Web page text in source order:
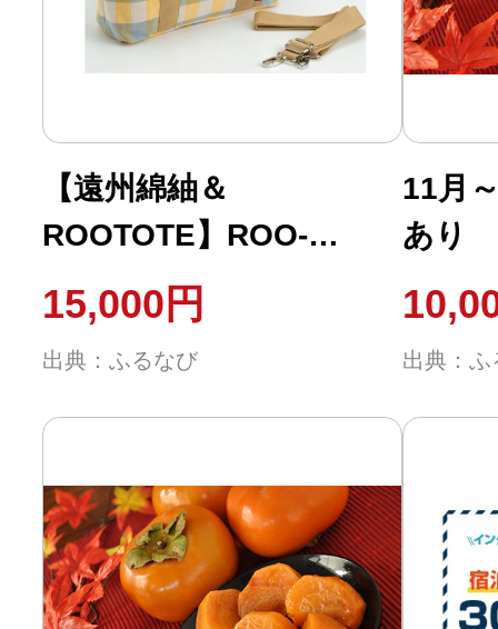
【遠州綿紬＆
ROOTOTE】ROO-
Carriage 檸檬
15,000円
出典：ふるなび
11月
あり
玉～
出典：ふ